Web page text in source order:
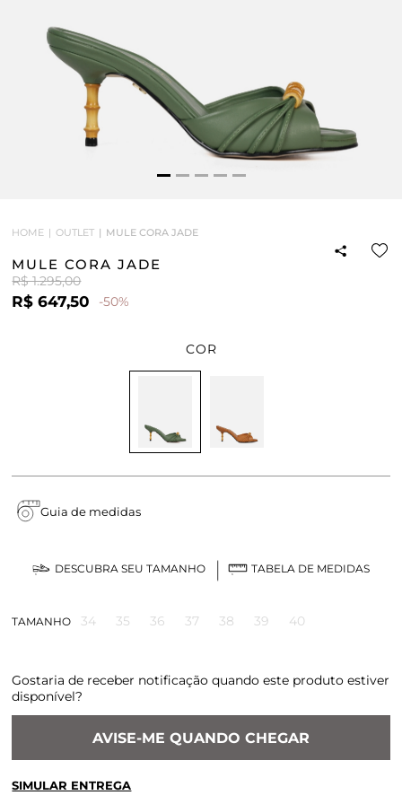
HOME OUTLET MULE CORA JADE
MULE CORA JADE
R$ 1.295,00
R$ 647,50 -50%
COR
Guia de medidas
DESCUBRA SEU TAMANHO TABELA DE MEDIDAS
TAMANHO 34 35 36 37 38 39 40
Gostaria de receber notificação quando este produto estiver
disponível?
AVISE-ME QUANDO CHEGAR
SIMULAR ENTREGA